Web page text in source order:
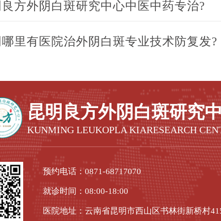
方外阴白斑研究中心中医中药专治?
里有医院治外阴白斑专业技术防复发?
昆明良方外阴白斑研究
KUNMING LEUKOPLA KIARESEARCH
预约电话：0871-68717070
就诊时间：08:00-18:00
医院地址：云南省昆明市西山区书林街新桥村